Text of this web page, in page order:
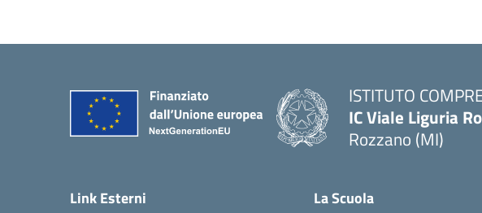
ISTITUTO
IC Viale Liguria
Rozzano (MI)
Link Esterni La Scuola